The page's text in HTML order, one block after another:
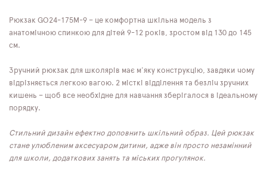
Рюкзак GO24-175M-9 – це комфортна шкільна модель з
анатомічною спинкою для дітей 9-12 років, зростом від 130 до 145
см.
Зручний рюкзак для школярів має м'яку конструкцію, завдяки чому
відрізняється легкою вагою. 2 місткі відділення та безліч зручних
кишень – щоб все необхідне для навчання зберігалося в ідеальному
порядку.
Стильний дизайн ефектно доповнить шкільний образ. Цей рюкзак
стане улюбленим аксесуаром дитини, адже він просто незамінний
для школи, додаткових занять та міських прогулянок.